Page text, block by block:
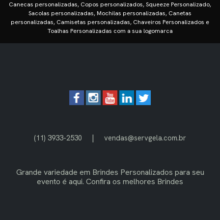
Canecas personalizadas, Copos personalizados, Squeeze Personalizado,
Sacolas personalizadas, Mochilas personalizadas, Canetas
personalizadas, Camisetas personalizadas, Chaveiros Personalizados e
Toalhas Personalizadas com a sua logomarca
(11) 3933-2530 | vendas@servgela.com.br
Grande variedade em Brindes Personalizados para seu
evento é aqui. Confira os melhores Brindes